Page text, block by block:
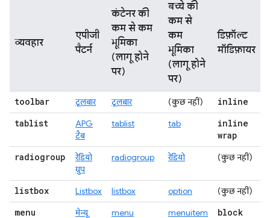
व्यवहार
एपीजी
पैटर्न
कंटेनर की
कम से कम
भूमिका
(लागू होने
पर)
बच्चे की
कम से
कम
भूमिका
(लागू होने
पर)
डिफ़ॉल्ट
मॉडिफ़ायर
toolbar टूलबार टूलबार (कुछ नहीं)
inline
tablist
APG
टैब
tablist tab
inline
wrap
radiogroup
रेडियो
ग्रुप
radiogroup रेडियो (कुछ नहीं)
listbox Listbox listbox option (कुछ नहीं)
menu मेन्यू menu menuitem
block